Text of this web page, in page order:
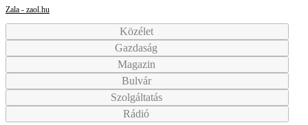
Zala - zaol.hu
Közélet
Gazdaság
Magazin
Bulvár
Szolgáltatás
Rádió